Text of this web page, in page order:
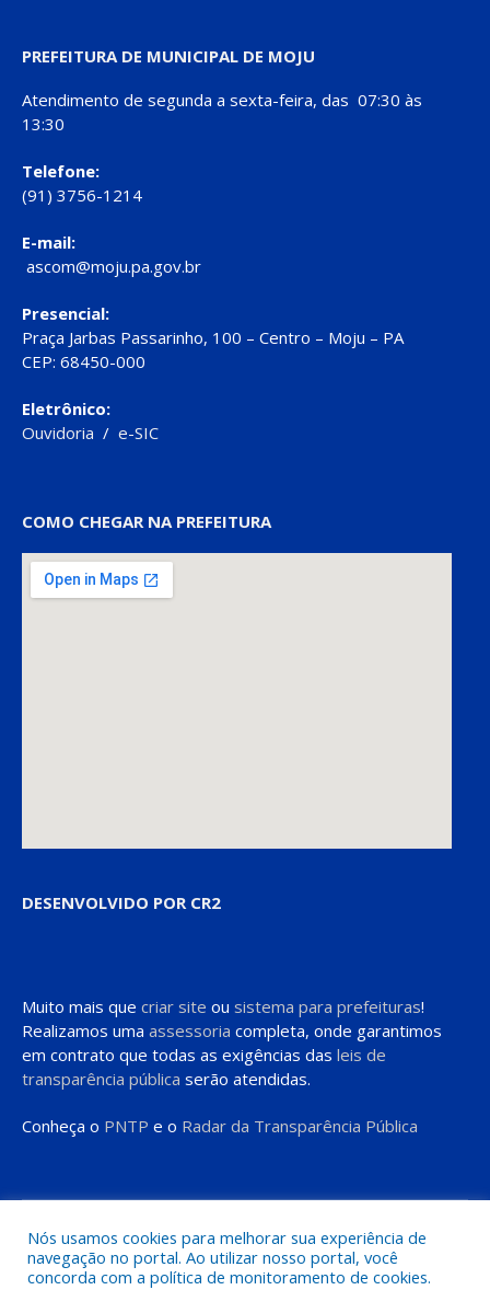
PREFEITURA DE MUNICIPAL DE MOJU
Atendimento de segunda a sexta-feira, das 07:30 às
13:30
Telefone:
(91) 3756-1214
E-mail:
ascom@moju.pa.gov.br
Presencial:
Praça Jarbas Passarinho, 100 – Centro – Moju – PA
CEP: 68450-000
Eletrônico:
Ouvidoria / e-SIC
COMO CHEGAR NA PREFEITURA
DESENVOLVIDO POR CR2
Muito mais que criar site ou sistema para prefeituras!
Realizamos uma assessoria completa, onde garantimos
em contrato que todas as exigências das leis de
transparência pública serão atendidas.
Conheça o PNTP e o Radar da Transparência Pública
Todos os direitos reservados a Prefeitura de Moju
Nós usamos cookies para melhorar sua experiência de
navegação no portal. Ao utilizar nosso portal, você
concorda com a política de monitoramento de cookies.